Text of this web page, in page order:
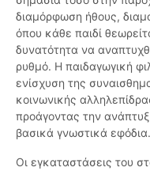
διαμόρφωση ήθους,
όπου κάθε παιδί
δυνατότητα να
ρυθμό. Η παιδαγωγική
ενίσχυση της
κοινωνικής
προάγοντας την
βασικά γνωστικά εφόδια.
Οι εγκαταστάσεις του